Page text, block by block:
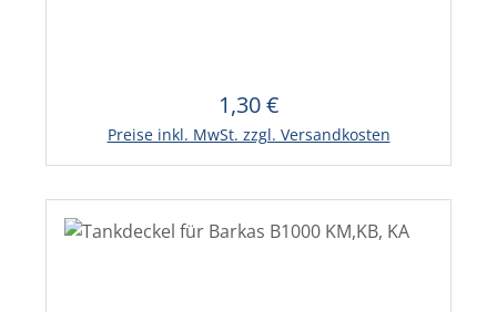
Regulärer Preis:
1,30 €
Preise inkl. MwSt. zzgl. Versandkosten
In den Warenkorb